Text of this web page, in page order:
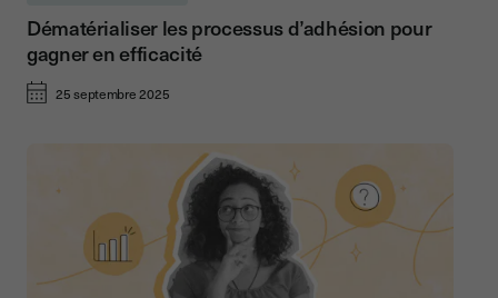
Dématérialiser les processus d’adhésion pour
gagner en efficacité
25 septembre 2025